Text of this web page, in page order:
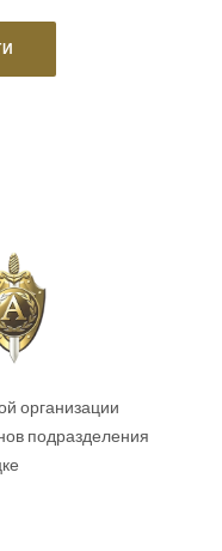
организации
подразделения